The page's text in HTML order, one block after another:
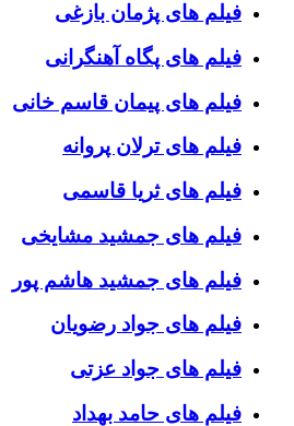
فیلم های پژمان بازغی
فیلم های پگاه آهنگرانی
فیلم های پیمان قاسم خانی
فیلم های ترلان پروانه
فیلم های ثریا قاسمی
فیلم های جمشید مشایخی
فیلم های جمشید هاشم پور
فیلم های جواد رضویان
فیلم های جواد عزتی
فیلم های حامد بهداد